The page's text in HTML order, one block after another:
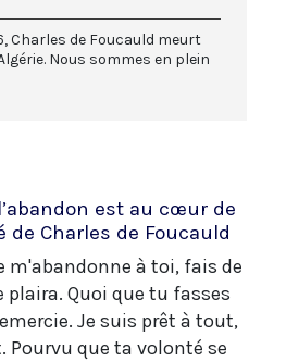
Charles de Foucauld meurt
Nous sommes en plein
est au cœur de
Charles de Foucauld
m'abandonne à toi, fais de
plaira. Quoi que tu fasses
Je suis prêt à tout,
Pourvu que ta volonté se